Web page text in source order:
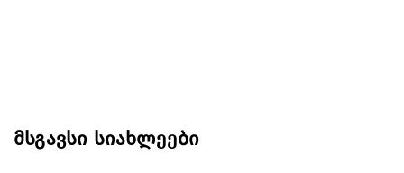
მსგავსი სიახლეები